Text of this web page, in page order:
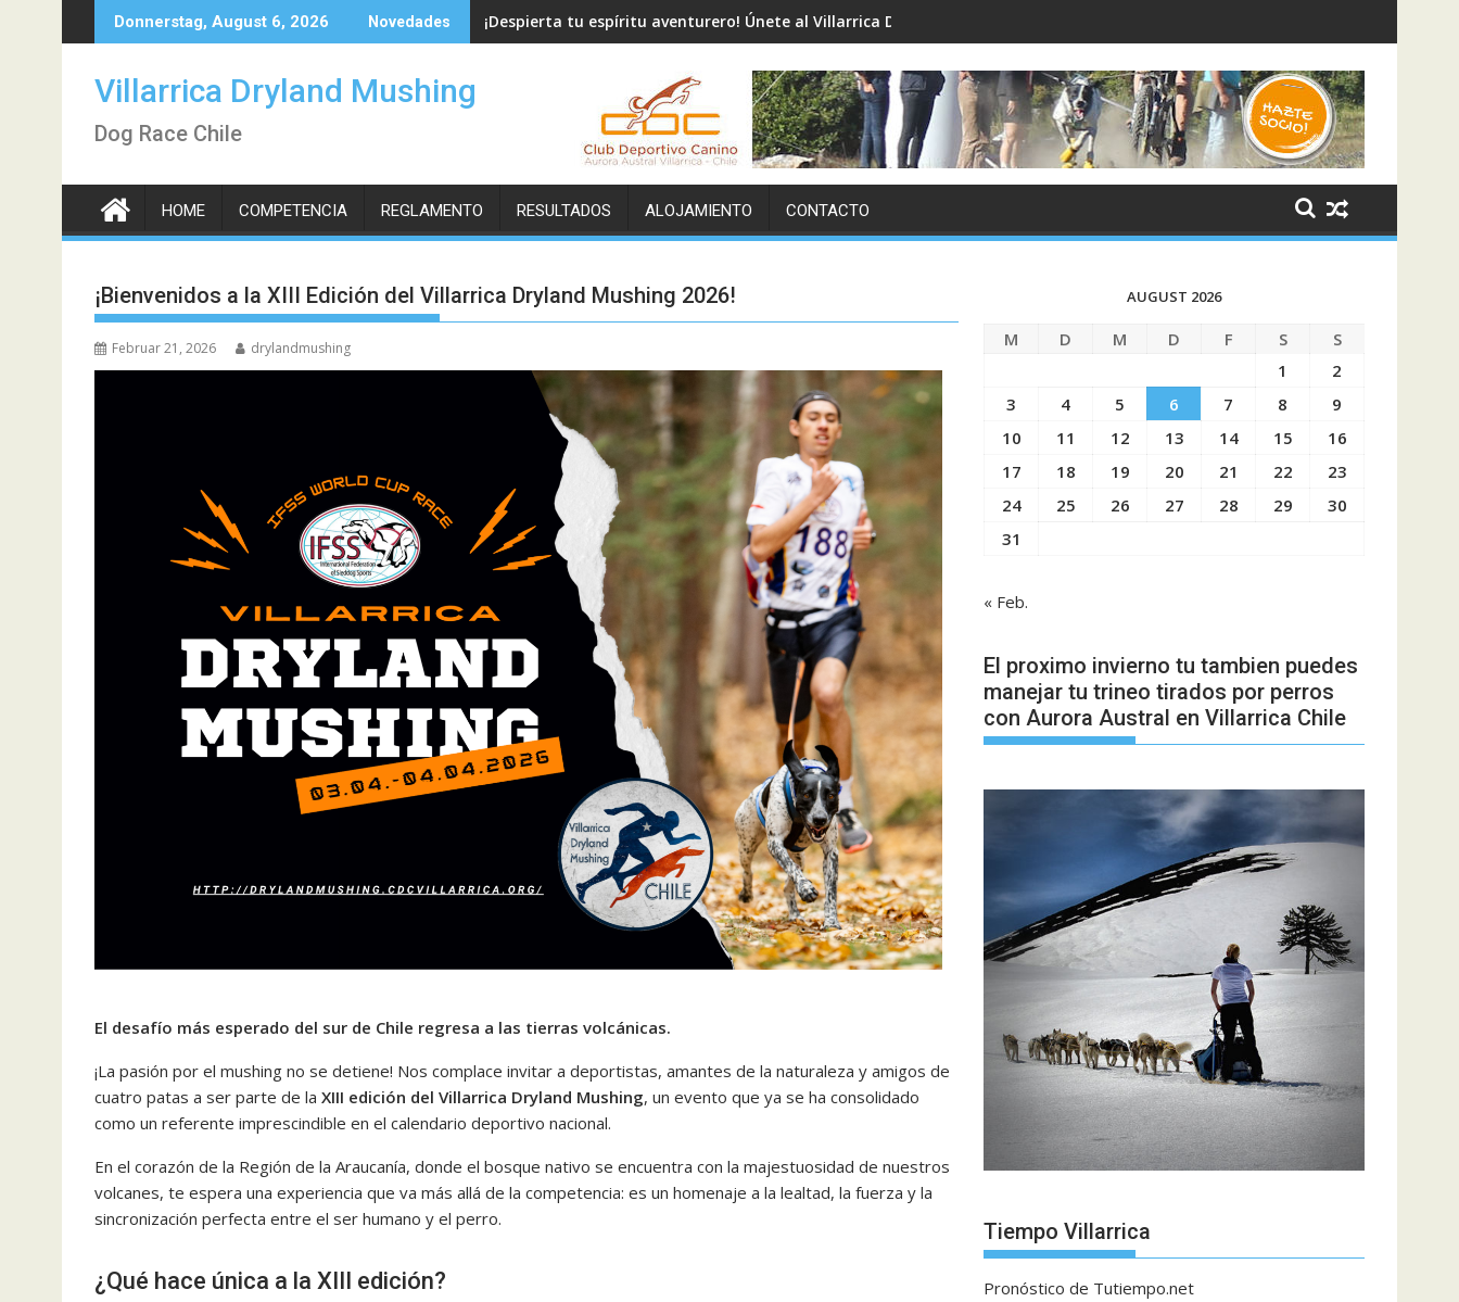
to
Donnerstag, August 6, 2026 Novedades ¡Despierta tu espíritu aventurero! Únete al Villarrica Dryland Mushing 2025 - XII Edición
Villarrica Dryland Mushing
Dog Race Chile
HOME COMPETENCIA REGLAMENTO RESULTADOS ALOJAMIENTO CONTACTO
¡Bienvenidos a la XIII Edición del Villarrica Dryland Mushing 2026!
Februar 21, 2026 drylandmushing
El desafío más esperado del sur de Chile regresa a las tierras volcánicas.
¡La pasión por el mushing no se detiene! Nos complace invitar a deportistas, amantes de la naturaleza y amigos de
cuatro patas a ser parte de la XIII edición del Villarrica Dryland Mushing, un evento que ya se ha consolidado
como un referente imprescindible en el calendario deportivo nacional.
En el corazón de la Región de la Araucanía, donde el bosque nativo se encuentra con la majestuosidad de nuestros
volcanes, te espera una experiencia que va más allá de la competencia: es un homenaje a la lealtad, la fuerza y la
sincronización perfecta entre el ser humano y el perro.
¿Qué hace única a la XIII edición?
AUGUST 2026
M D M D F S
S
1
2
3
4 5 6 7 8
9
10
11 12 13 14 15
16
17
18 19 20 21 22
23
24
25 26 27 28 29
30
31
« Feb.
El proximo invierno tu tambien puedes
manejar tu trineo tirados por perros
con Aurora Austral en Villarrica Chile
Tiempo Villarrica
Pronóstico de Tutiempo.net